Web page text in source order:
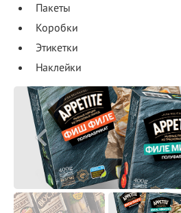
Пакеты
Коробки
Этикетки
Наклейки